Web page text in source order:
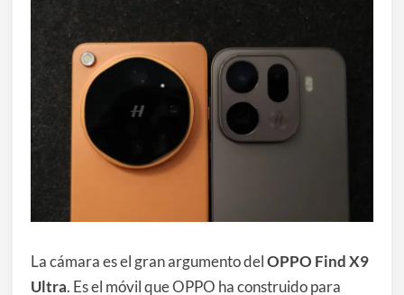
La cámara es el gran argumento delOPPO Find X9
Ultra. Es el móvil que OPPO ha construido para